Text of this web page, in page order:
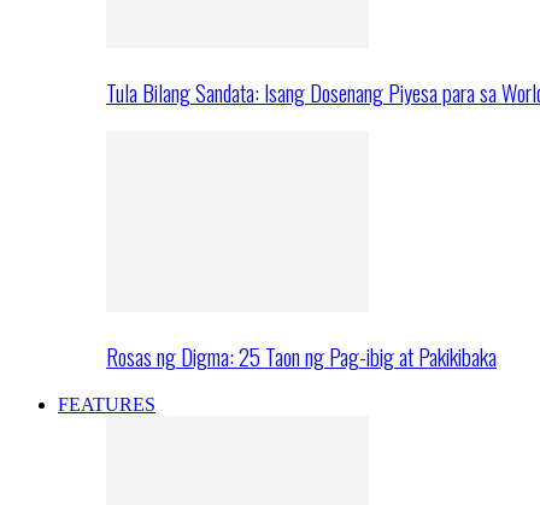
Tula Bilang Sandata: Isang Dosenang Piyesa para sa
Rosas ng Digma: 25 Taon ng Pag-ibig at Pakikibaka
FEATURES